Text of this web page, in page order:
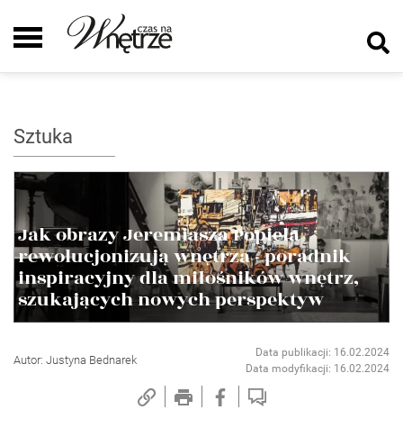
Sztuka
Jak obrazy Jeremiasza Popiela
rewolucjonizują wnętrza - poradnik
inspiracyjny dla miłośników wnętrz,
szukających nowych perspektyw
Autor: Justyna Bednarek
Data publikacji: 16.02.2024
Data modyfikacji: 16.02.2024